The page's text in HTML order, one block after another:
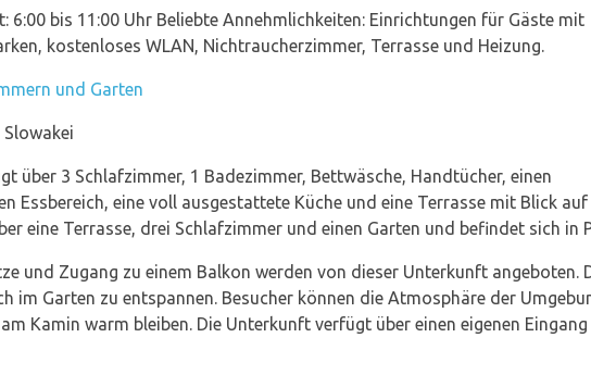
6:00 bis 11:00 Uhr Beliebte Annehmlichkeiten: Einrichtungen für Gäste mit
kostenloses WLAN, Nichtraucherzimmer, Terrasse und Heizung.
und Garten
über 3 Schlafzimmer, 1 Badezimmer, Bettwäsche, Handtücher, einen
Essbereich, eine voll ausgestattete Küche und eine Terrasse mit Blick auf
eine Terrasse, drei Schlafzimmer und einen Garten und befindet sich in
und Zugang zu einem Balkon werden von dieser Unterkunft angeboten.
im Garten zu entspannen. Besucher können die Atmosphäre der
Kamin warm bleiben. Die Unterkunft verfügt über einen eigenen